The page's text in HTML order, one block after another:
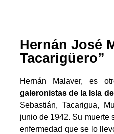
Hernán José
Tacarigüero”
Hernán Malaver, es
galeronistas de la Isla
Sebastián, Tacarigua,
junio de 1942. Su muerte
enfermedad que se lo